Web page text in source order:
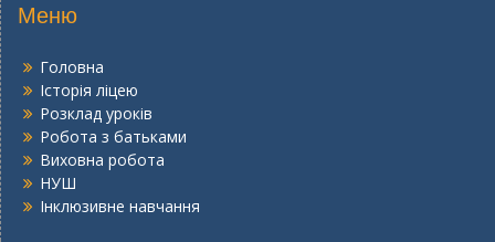
Меню
Головна
Історія ліцею
Розклад уроків
Робота з батьками
Виховна робота
НУШ
Інклюзивне навчання